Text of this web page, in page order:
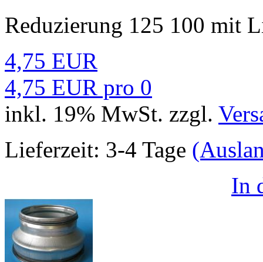
Reduzierung 125 100 mit
4,75 EUR
4,75 EUR pro 0
inkl. 19% MwSt. zzgl.
Lieferzeit: 3-4 Tage
In